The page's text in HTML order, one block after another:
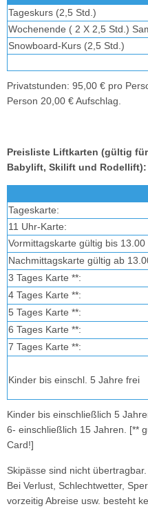
Tageskurs (2,5 Std.)
Wochenende ( 2 X 2,5 Std.)
Snowboard-Kurs (2,5 Std.)
Privatstunden: 95,00 € pro
Person 20,00 € Aufschlag.
Preisliste Liftkarten (gültig
Babylift, Skilift und Rodellift):
Tageskarte:
11 Uhr-Karte:
Vormittagskarte gültig bis 13.00
Nachmittagskarte gültig ab
3 Tages Karte **:
4 Tages Karte **:
5 Tages Karte **:
6 Tages Karte **:
7 Tages Karte **:
Kinder bis einschl. 5 Jahre frei
Kinder bis einschließlich 5
6- einschließlich 15 Jahren. [**
Card!]
Skipässe sind nicht
Bei Verlust, Schlechtwetter,
vorzeitig Abreise usw. besteht